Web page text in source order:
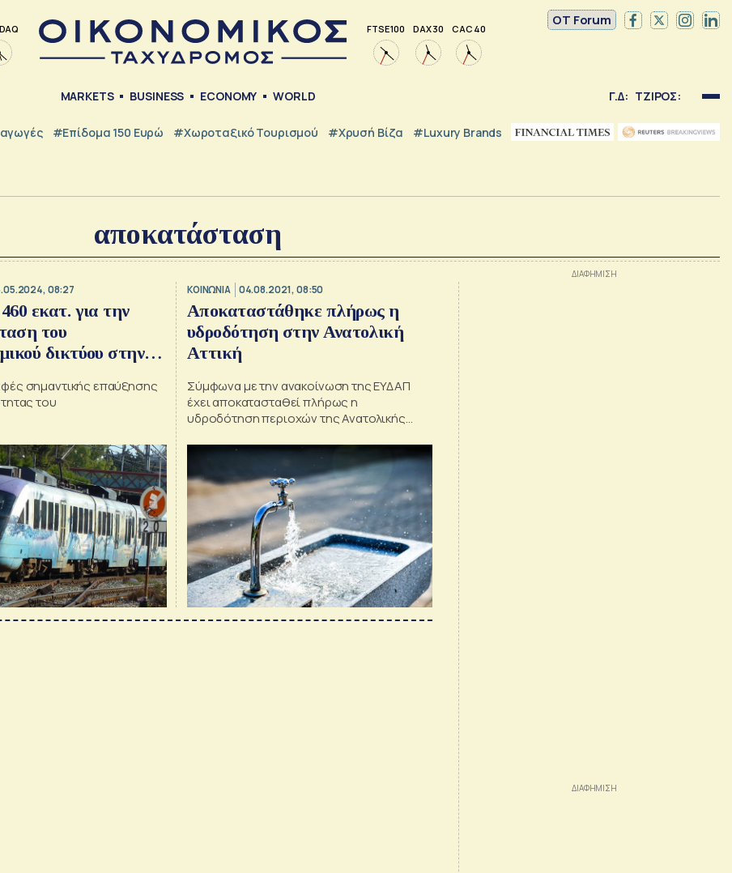
FTSE 100 DAX 30 CAC 40
OT Forum
MARKETS BUSINESS ECONOMY WORLD Γ.Δ: ΤΖΙΡΟΣ:
#Επίδομα 150 Ευρώ #Χωροταξικό Τουρισμού #Χρυσή Βίζα #luxury Brands
αποκατάσταση
08:27
εκατ. για την
του
δικτύου στην
σημαντικής επαύξησης
του
ΚΟΙΝΩΝΙΑ 04.08.2021, 08:50
Αποκαταστάθηκε πλήρως η
υδροδότηση στην Ανατολική
Αττική
Σύμφωνα με την ανακοίνωση της ΕΥΔΑΠ
έχει αποκατασταθεί πλήρως η
υδροδότηση περιοχών της Ανατολικής